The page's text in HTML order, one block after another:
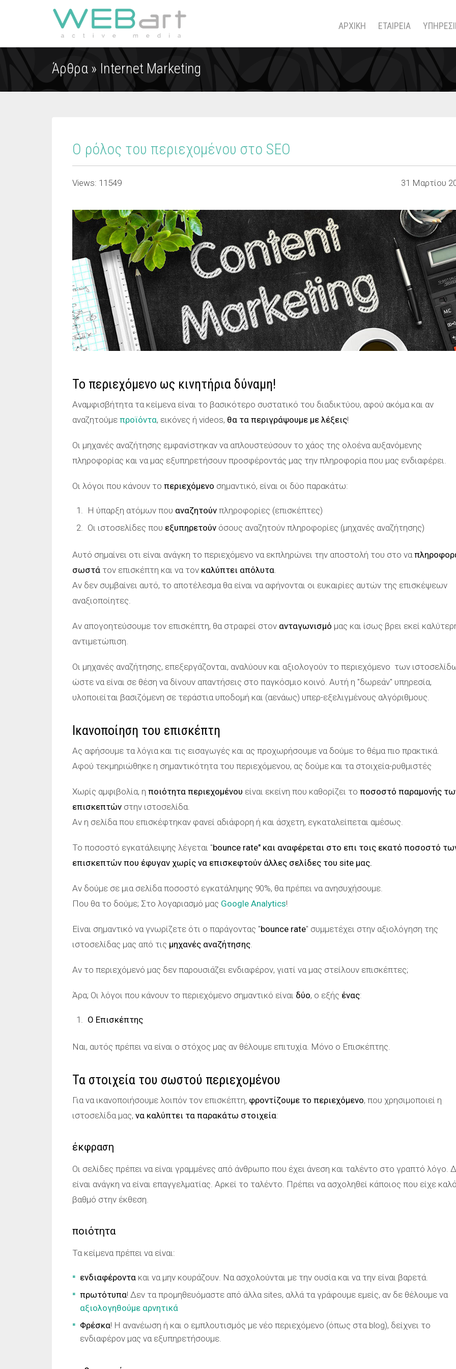
ΑΡΧΙΚΗ ΕΤΑΙΡΕΙΑ
Άρθρα » Internet Marketing
Ο ρόλος του περιεχομένου στο SEO
Views: 11549 31 Μαρτίου
Το περιεχόμενο ως κινητήρια δύναμη!
Αναμφισβήτητα τα κείμενα είναι το βασικότερο συστατικό του διαδικτύου, αφού ακόμα και αν
αναζητούμε προϊόντα, εικόνες ή videos, θα τα περιγράψουμε με λέξεις!
Οι μηχανές αναζήτησης εμφανίστηκαν να απλουστεύσουν το χάος της ολοένα αυξανόμενης
πληροφορίας και να μας εξυπηρετήσουν προσφέροντάς μας την πληροφορία που μας ενδιαφέρει.
Οι λόγοι που κάνουν το περιεχόμενο σημαντικό, είναι οι δύο παρακάτω:
Η ύπαρξη ατόμων που αναζητούν πληροφορίες (επισκέπτες)
Οι ιστοσελίδες που εξυπηρετούν όσους αναζητούν πληροφορίες (μηχανές αναζήτησης)
Αυτό σημαίνει οτι είναι ανάγκη το περιεχόμενο να εκπληρώνει την αποστολή του στο να
σωστά τον επισκέπτη και να τον καλύπτει απόλυτα
Αν δεν συμβαίνει αυτό, το αποτέλεσμα θα είναι να αφήνονται οι ευκαιρίες αυτών της επισκέψεων
αναξιοποίητες.
Αν απογοητεύσουμε τον επισκέπτη, θα στραφεί στον ανταγωνισμό μας και ίσως βρει εκεί
αντιμετώπιση.
Οι μηχανές αναζήτησης, επεξεργάζονται, αναλύουν και αξιολογούν το περιεχόμενο των
ώστε να είναι σε θέση να δίνουν απαντήσεις στο παγκόσμιο κοινό. Αυτή η "δωρεάν" υπηρεσία,
υλοποιείται βασιζόμενη σε τεράστια υποδομή και (αενάως) υπερ-εξελιγμένους αλγόριθμους.
Ικανοποίηση του επισκέπτη
Ας αφήσουμε τα λόγια και τις εισαγωγές και ας προχωρήσουμε να δούμε το θέμα πιο πρακτικά.
Αφού τεκμηριώθηκε η σημαντικότητα του περιεχόμενου, ας δούμε και τα στοιχεία-ρυθμιστές
Χωρίς αμφιβολία, η ποιότητα περιεχομένου είναι εκείνη που καθορίζει το ποσοστό παραμονής
επισκεπτών στην ιστοσελίδα.
Αν η σελίδα που επισκέφτηκαν φανεί αδιάφορη ή και άσχετη, εγκαταλείπεται αμέσως.
Το ποσοστό εγκατάλειψης λέγεται "bounce rate" και αναφέρεται στο επι τοις εκατό ποσοστό
επισκεπτών που έφυγαν χωρίς να επισκεφτούν άλλες σελίδες του site μας.
Αν δούμε σε μια σελίδα ποσοστό εγκατάληψης 90%, θα πρέπει να ανησυχήσουμε.
Που θα το δούμε; Στο λογαριασμό μας Google Analytics!
Είναι σημαντικό να γνωρίζετε ότι ο παράγοντας "bounce rate" συμμετέχει στην αξιολόγηση της
ιστοσελίδας μας από τις μηχανές αναζήτησης
Αν το περιεχόμενό μας δεν παρουσιάζει ενδιαφέρον, γιατί να μας στείλουν επισκέπτες;
Άρα; Οι λόγοι που κάνουν το περιεχόμενο σημαντικό είναι δύο, ο εξής ένας:
Ο Επισκέπτης
Ναι, αυτός πρέπει να είναι ο στόχος μας αν θέλουμε επιτυχία. Μόνο ο Επισκέπτης.
Τα στοιχεία του σωστού περιεχομένου
Για να ικανοποιήσουμε λοιπόν τον επισκέπτη, φροντίζουμε το περιεχόμενο, που χρησιμοποιεί η
ιστοσελίδα μας, να καλύπτει τα παρακάτω στοιχεία:
έκφραση
Οι σελίδες πρέπει να είναι γραμμένες από άνθρωπο που έχει άνεση και ταλέντο στο γραπτό λόγο.
είναι ανάγκη να είναι επαγγελματίας. Αρκεί το ταλέντο. Πρέπει να ασχοληθεί κάποιος που είχε καλό
βαθμό στην έκθεση.
ποιότητα
Τα κείμενα πρέπει να είναι:
ενδιαφέροντα και να μην κουράζουν. Να ασχολούνται με την ουσία και να την είναι βαρετά.
πρωτότυπα! Δεν τα προμηθευόμαστε από άλλα sites, αλλά τα γράφουμε εμείς, αν δε θέλουμε να
αξιολογηθούμε αρνητικά
Φρέσκα! Η ανανέωση ή και ο εμπλουτισμός με νέο περιεχόμενο (όπως στα blog), δείχνει το
ενδιαφέρον μας να εξυπηρετήσουμε.